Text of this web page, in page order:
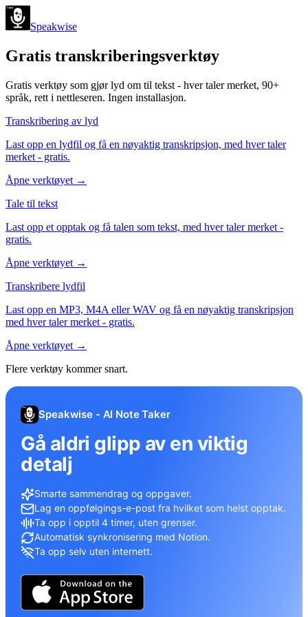
Speakwise
Gratis transkriberingsverktøy
Gratis verktøy som gjør lyd om til tekst - hver taler merket, 90+
språk, rett i nettleseren. Ingen installasjon.
Transkribering av lyd
Last opp en lydfil og få en nøyaktig transkripsjon, med hver taler
merket - gratis.
Åpne verktøyet →
Tale til tekst
Last opp et opptak og få talen som tekst, med hver taler merket -
gratis.
Åpne verktøyet →
Transkribere lydfil
Last opp en MP3, M4A eller WAV og få en nøyaktig transkripsjon
med hver taler merket - gratis.
Åpne verktøyet →
Flere verktøy kommer snart.
Speakwise - AI Note Taker
Gå aldri glipp av en viktig
detalj
Smarte sammendrag og oppgaver.
Lag en oppfølgings-e-post fra hvilket som helst opptak.
Ta opp i opptil 4 timer, uten grenser.
Automatisk synkronisering med Notion.
Ta opp selv uten internett.